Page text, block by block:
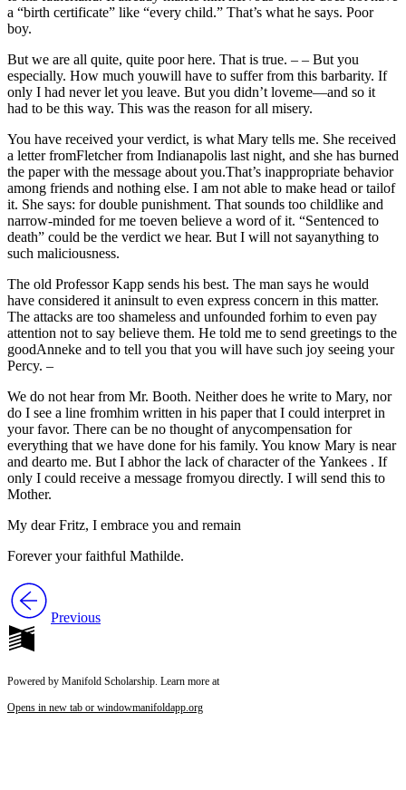
a “birth certificate” like “every child.” That’s what he says. Poor
boy.
But we are all quite, quite poor here. That is true. – – But you
especially. How much youwill have to suffer from this barbarity. If
only I had never let you leave. But you didn’t loveme—and so it
had to be this way. This was the reason for all misery.
You have received your verdict, is what Mary tells me. She received
a letter fromFletcher from Indianapolis last night, and she has burned
the paper with the message about you.That’s inappropriate behavior
among friends and nothing else. I am not able to make head or tailof
it. She says: for double punishment. That sounds too childlike and
narrow-minded for me toeven believe a word of it. “Sentenced to
death” could be the verdict we hear. But I will not sayanything to
such maliciousness.
The old Professor Kapp sends his best. The man says he would
have considered it aninsult to even express concern in this matter.
The attacks are too shameless and unfounded forhim to even pay
attention not to say believe them. He told me to send greetings to the
goodAnneke and to tell you that you will have such joy seeing your
Percy. –
We do not hear from Mr. Booth. Neither does he write to Mary, nor
do I see a line fromhim written in his paper that I could interpret in
your favor. There can be no thought of anycompensation for
everything that we have done for his family. You know Mary is near
and dearto me. But I abhor the lack of character of the Yankees . If
only I could receive a message fromyou directly. I will send this to
Mother.
My dear Fritz, I embrace you and remain
Forever your faithful Mathilde.
Previous
Powered by Manifold Scholarship. Learn more at
Opens in new tab or windowmanifoldapp.org